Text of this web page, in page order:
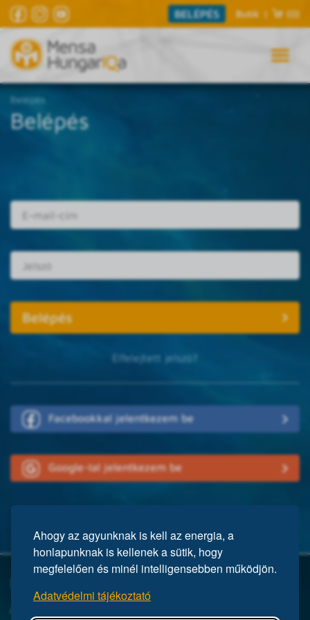
Ahogy az agyunknak is kell az energia, a
honlapunknak is kellenek a sütik, hogy
megfelelően és minél intelligensebben működjön.
Adatvédelmi tájékoztató
BELÉPÉS Butik | (0)
Belépés
Belépés
Elfelejtett jelszó?
Facebookkal jelentkezem be
Google-lal jelentkezem be
A Mensa egy nemzetközi egyesület, közel 150 ezer taggal a világ